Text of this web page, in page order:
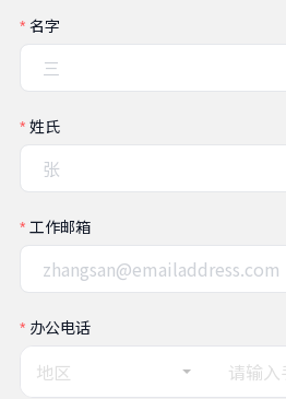
名字
姓氏
工作邮箱
办公电话
地区